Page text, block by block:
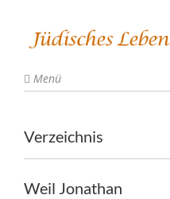
Menü
Verzeichnis
Weil Jonathan